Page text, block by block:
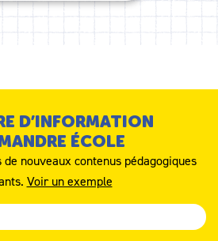
D’INFORMATION
ÉCOLE
nouveaux contenus pédagogiques
Voir un exemple